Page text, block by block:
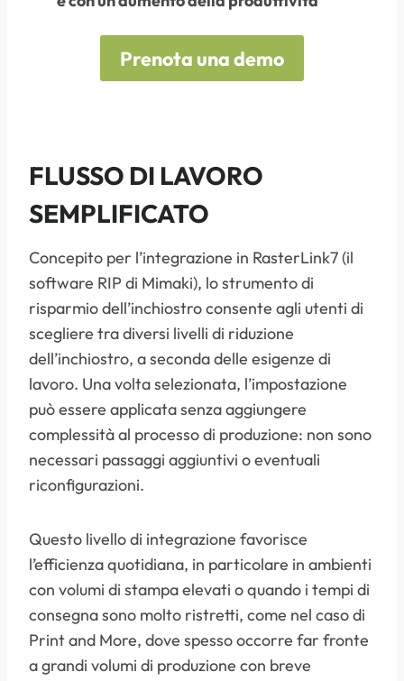
Prenota una demo
FLUSSO DI LAVORO
SEMPLIFICATO
Concepito per l’integrazione in RasterLink7 (il
software RIP di Mimaki), lo strumento di
risparmio dell’inchiostro consente agli utenti di
scegliere tra diversi livelli di riduzione
dell’inchiostro, a seconda delle esigenze di
lavoro. Una volta selezionata, l’impostazione
può essere applicata senza aggiungere
complessità al processo di produzione: non sono
necessari passaggi aggiuntivi o eventuali
riconfigurazioni.
Questo livello di integrazione favorisce
l’efficienza quotidiana, in particolare in ambienti
con volumi di stampa elevati o quando i tempi di
consegna sono molto ristretti, come nel caso di
Print and More, dove spesso occorre far fronte
a grandi volumi di produzione con breve